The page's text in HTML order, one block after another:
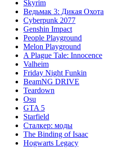
Skyrim
Ведьмак 3: Дикая Охота
Cyberpunk 2077
Genshin Impact
People Playground
Melon Playground
A Plague Tale: Innocence
Valheim
Friday Night Funkin
BeamNG DRIVE
Teardown
Osu
GTA 5
Starfield
Сталкер: моды
The Binding of Isaac
Hogwarts Legacy